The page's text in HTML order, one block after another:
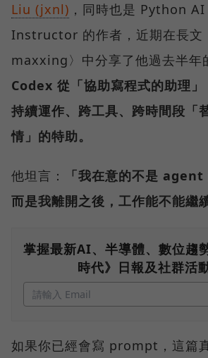
Liu (jxnl) ，同時也是 Python AI
Instructor 的作者，近期在長文
maxxing〉中分享了他過去半年
Codex 從「協助寫程式的助理
持續運作、跨工具、跨時間段「
情」的特助。
他坦言：
「我在意的不是 agent
而是我離開之後，工作能不能繼
掌握最新AI、半導體、數位趨
時代》日報及社群活
如果你已經會寫 prompt，這篇